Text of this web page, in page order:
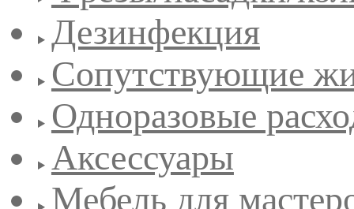
Дезинфекция
Сопутствующие
Одноразовые
Аксессуары
Мебель для